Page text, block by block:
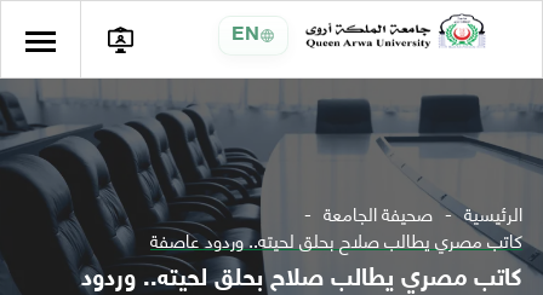
EN
الرئيسية صحيفة الجامعة
كاتب مصري يطالب صلاح بحلق لحيته.. وردود عاصفة
كاتب مصري يطالب صلاح بحلق لحيته.. وردود